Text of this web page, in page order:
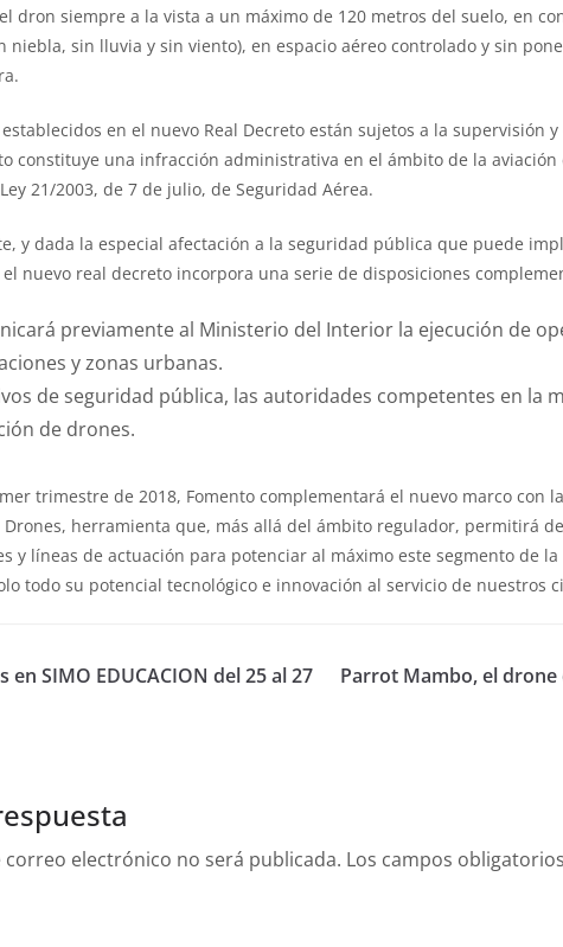
dron siempre a la vista a un máximo de 120 metros del suelo, en
niebla, sin lluvia y sin viento), en espacio aéreo controlado y sin
en el nuevo Real Decreto están sujetos a la supervisión y
constituye una infracción administrativa en el ámbito de la aviación
21/2003, de 7 de julio, de Seguridad Aérea.
y dada la especial afectación a la seguridad pública que puede
nuevo real decreto incorpora una serie de disposiciones
previamente al Ministerio del Interior la ejecución de
y zonas urbanas.
de seguridad pública, las autoridades competentes en la
de drones.
trimestre de 2018, Fomento complementará el nuevo marco con
Drones, herramienta que, más allá del ámbito regulador, permitirá
y líneas de actuación para potenciar al máximo este segmento de
todo su potencial tecnológico e innovación al servicio de nuestros
en SIMO EDUCACION del 25 al 27
Parrot Mambo, el
correo electrónico no será publicada. Los campos